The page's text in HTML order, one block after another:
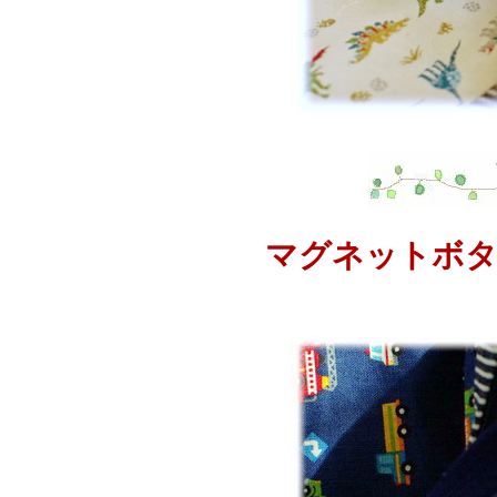
マグネットボ